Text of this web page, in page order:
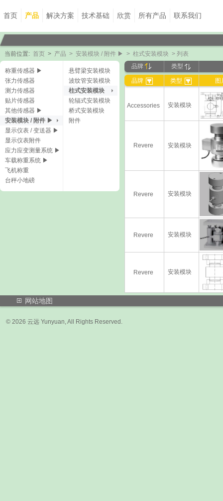
首页 产品 解决方案 技术基础 欣赏 所有产品 联系我们
当前位置: 首页 > 产品 > 安装模块 / 附件 ▶ > 柱式安装模块 > 列表
称重传感器 ▶
张力传感器
测力传感器
贴片传感器
其他传感器 ▶
安装模块 / 附件 ▶
悬臂梁安装模块
波纹管安装模块
柱式安装模块
轮辐式安装模块
桥式安装模块
附件
显示仪表 / 变送器 ▶
显示仪表附件
应力应变测量系统 ▶
车载称重系统 ▶
飞机称重
台秤小地磅
品牌 类型
品牌 类型 图
Accessories 安装模块
Revere 安装模块
Revere 安装模块
Revere 安装模块
Revere 安装模块
网站地图
© 2026 云远 Yunyuan, All Rights